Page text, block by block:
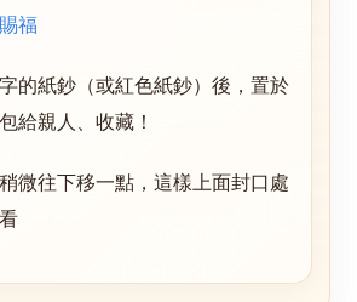
福
的紙鈔（或紅色紙鈔）後，置於
給親人、收藏！
微往下移一點，這樣上面封口處